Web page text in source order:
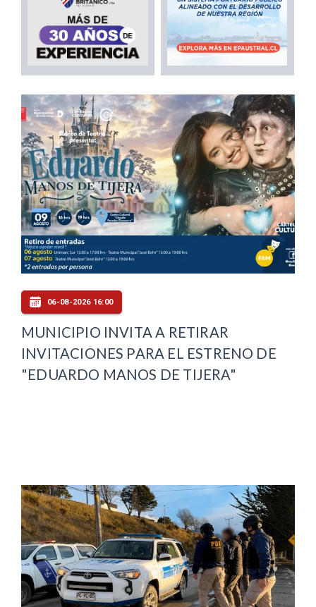
06-08-2026 16:00
MUNICIPIO INVITA A RETIRAR
INVITACIONES PARA EL ESTRENO DE
"EDUARDO MANOS DE TIJERA"